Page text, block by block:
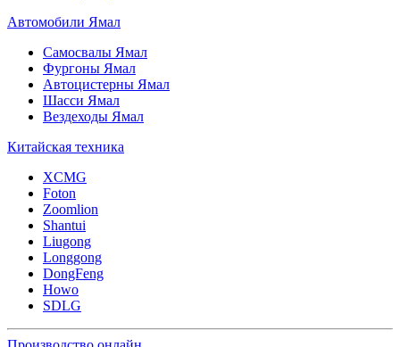
Автомобили Ямал
Самосвалы Ямал
Фургоны Ямал
Автоцистерны Ямал
Шасси Ямал
Вездеходы Ямал
Китайская техника
XCMG
Foton
Zoomlion
Shantui
Liugong
Longgong
DongFeng
Howo
SDLG